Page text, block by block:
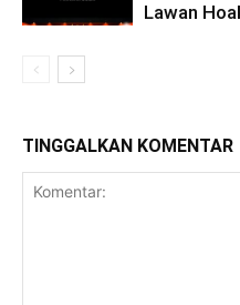
Lawan
TINGGALKAN KOMENTAR